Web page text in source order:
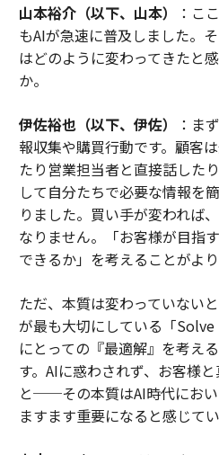
山本裕介（以下、山本）
：こ
もAIが急速に普及しました。
はどのように変わってきたと
か。
伊佐裕也（以下、伊佐）
：ま
報収集や購買行動です。顧客
たり営業担当者と直接話した
して自分たちで必要な情報を
りました。買い手が変われば
なりません。「お客様が目指
できるか」を考えることがよ
ただ、本質は変わっていない
が最も大切にしている「
にとっての『最適解』を考え
す。AIに惑わされず、お客様
と──その本質はAI時代にお
ますます重要になると感じてい